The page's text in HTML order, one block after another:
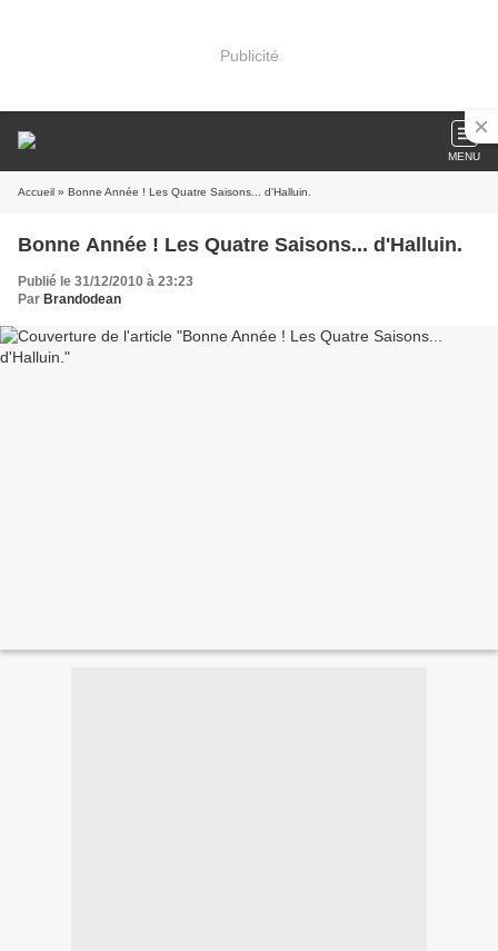
Publicité
MENU
Accueil » Bonne Année ! Les Quatre Saisons... d'Halluin.
Bonne Année ! Les Quatre Saisons... d'Halluin.
Publié le 31/12/2010 à 23:23
Par Brandodean